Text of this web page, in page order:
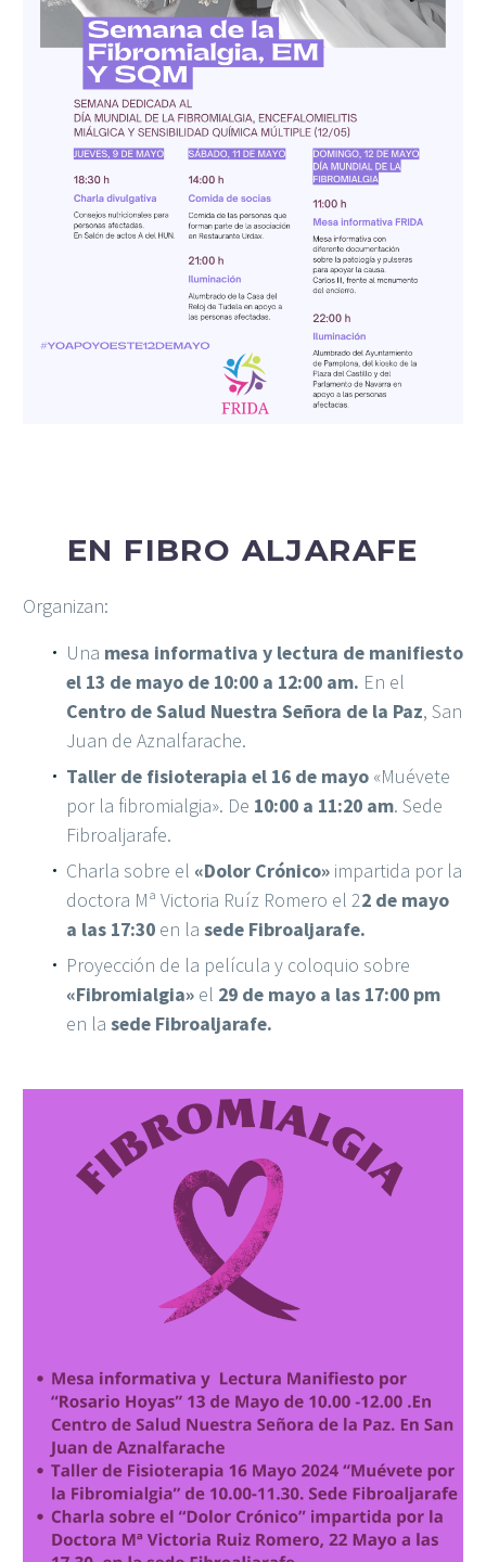
EN FIBRO ALJARAFE
Organizan:
Una mesa informativa y lectura de manifiesto
el 13 de mayo de 10:00 a 12:00 am. En el
Centro de Salud Nuestra Señora de la Paz, San
Juan de Aznalfarache.
Taller de fisioterapia el 16 de mayo «Muévete
por la fibromialgia». De 10:00 a 11:20 am. Sede
Fibroaljarafe.
Charla sobre el «Dolor Crónico» impartida por la
doctora Mª Victoria Ruíz Romero el 22 de mayo
a las 17:30 en la sede Fibroaljarafe.
Proyección de la película y coloquio sobre
«Fibromialgia» el 29 de mayo a las 17:00 pm
en la sede Fibroaljarafe.